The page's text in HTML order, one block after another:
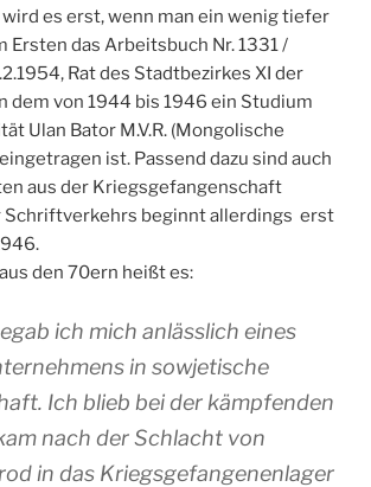
es erst, wenn man ein wenig tiefer
Ersten das Arbeitsbuch Nr. 1331 /
Rat des Stadtbezirkes XI der
dem von 1944 bis 1946 ein Studium
Ulan Bator M.V.R. (Mongolische
ist. Passend dazu sind auch
aus der Kriegsgefangenschaft
Schriftverkehrs beginnt allerdings erst
den 70ern heißt es:
ich mich anlässlich eines
in sowjetische
Ich blieb bei der kämpfenden
nach der Schlacht von
in das Kriegsgefangenenlager